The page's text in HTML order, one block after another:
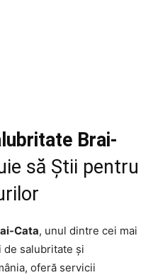
Brai-
să Știi pentru
Cata, unul dintre cei mai
salubritate și
oferă servicii